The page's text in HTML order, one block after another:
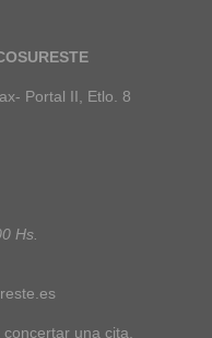
Portal II, Etlo. 8
Hs.
una cita,